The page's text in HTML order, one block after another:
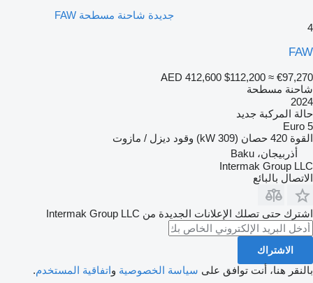
جديدة شاحنة مسطحة FAW
4
FAW
AED 412,600 $112,200 ≈ €97,270
شاحنة مسطحة
2024
حالة المركبة جديد
Euro 5
القوة 420 حصان (309 kW) وقود ديزل / مازوت
أذربيجان، Baku
Intermak Group LLC
الاتصال بالبائع
اشترك حتى تصلك الإعلانات الجديدة من Intermak Group LLC
الاشتراك
بالنقر هنا، أنت توافق على سياسة الخصوصية واتفاقية المستخدم.